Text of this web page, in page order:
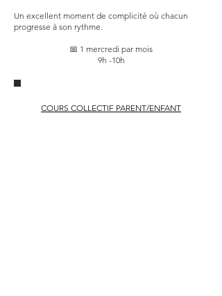
Un excellent moment de complicité où chacun
progresse à son rythme.
📅 1 mercredi par mois
9h -10h
COURS COLLECTIF PARENT/ENFANT